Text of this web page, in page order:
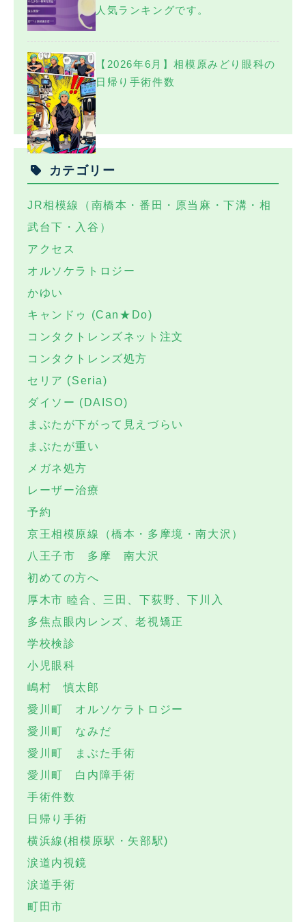
人気ランキングです。
【2026年6月】相模原みどり眼科の
日帰り手術件数
カテゴリー
JR相模線（南橋本・番田・原当麻・下溝・相
武台下・入谷）
アクセス
オルソケラトロジー
かゆい
キャンドゥ (Can★Do)
コンタクトレンズネット注文
コンタクトレンズ処方
セリア (Seria)
ダイソー (DAISO)
まぶたが下がって見えづらい
まぶたが重い
メガネ処方
レーザー治療
予約
京王相模原線（橋本・多摩境・南大沢）
八王子市 多摩 南大沢
初めての方へ
厚木市 睦合、三田、下荻野、下川入
多焦点眼内レンズ、老視矯正
学校検診
小児眼科
嶋村 慎太郎
愛川町 オルソケラトロジー
愛川町 なみだ
愛川町 まぶた手術
愛川町 白内障手術
手術件数
日帰り手術
横浜線(相模原駅・矢部駅)
涙道内視鏡
涙道手術
町田市